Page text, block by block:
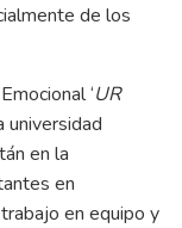
de los
‘UR
universidad
en la
en
en equipo y